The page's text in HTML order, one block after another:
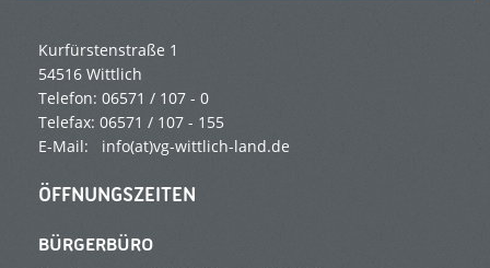
Kurfürstenstraße 1
54516 Wittlich
Telefon: 06571 / 107 - 0
Telefax: 06571 / 107 - 155
E-Mail: info(at)vg-wittlich-land.de
ÖFFNUNGSZEITEN
BÜRGERBÜRO